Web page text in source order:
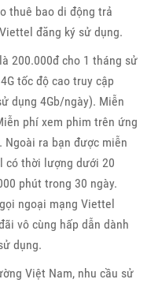
thuê bao di động trả
đăng ký sử dụng.
200.000đ cho 1 tháng sử
tốc độ cao truy cập
dụng 4Gb/ngày). Miễn
phí xem phim trên ứng
ra bạn được miễn
có thời lượng dưới 20
phút trong 30 ngày.
ngoại mạng Viettel
vô cùng hấp dẫn dành
dụng.
Việt Nam, nhu cầu sử